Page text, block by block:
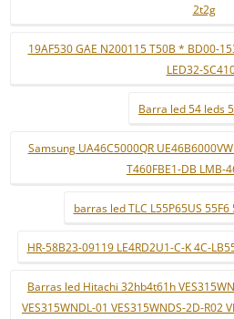
2t2g
19AF530 GAE N200115 T50B * BD00-
LED32-
Barra led 54 leds
Samsung UA46C5000QR
T460FBE1-DB LMB-
barras led TLC L55P65US
HR-58B23-09119 LE4RD2U1-C-K 4C-
Barras led Hitachi 32hb4t61h
VES315WNDL-01 VES315WNDS-2D-R02